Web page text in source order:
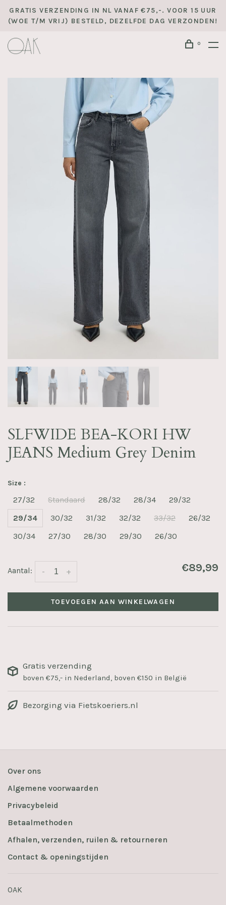
GRATIS VERZENDING IN NL VANAF €75,-. VOOR 15 UUR
(WOE T/M VRIJ) BESTELD, DEZELFDE DAG VERZONDEN!
0
SLFWIDE BEA-KORI HW
JEANS Medium Grey Denim
Size :
27/32 Standaard 28/32 28/34
29/32
29/34
30/32 31/32 32/32 33/32
26/32
30/34
27/30 28/30 29/30 26/30
Aantal: +
- €89,99
TOEVOEGEN AAN WINKELWAGEN
Gratis verzending
boven €75,- in Nederland, boven €150 in België
Bezorging via Fietskoeriers.nl
Over ons
Algemene voorwaarden
Privacybeleid
Betaalmethoden
Afhalen, verzenden, ruilen & retourneren
Contact & openingstijden
OAK